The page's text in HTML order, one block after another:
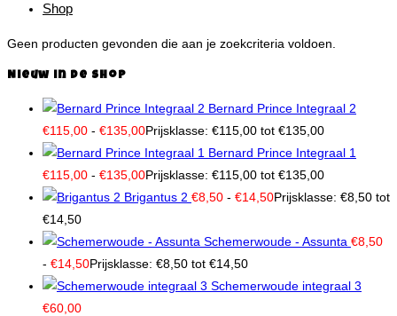
Shop
Geen producten gevonden die aan je zoekcriteria voldoen.
Nieuw in de shop
Bernard Prince Integraal 2
€115,00 - €135,00Prijsklasse: €115,00 tot €135,00
Bernard Prince Integraal 1
€115,00 - €135,00Prijsklasse: €115,00 tot €135,00
Brigantus 2 €8,50 - €14,50Prijsklasse: €8,50 tot
€14,50
Schemerwoude - Assunta €8,50
- €14,50Prijsklasse: €8,50 tot €14,50
Schemerwoude integraal 3
€60,00